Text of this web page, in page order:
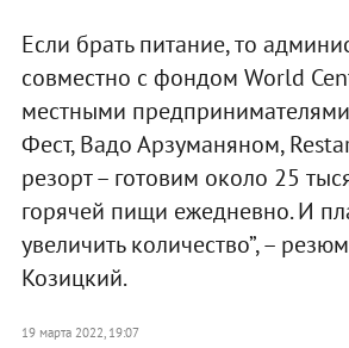
Если брать питание, то
совместно с фондом World
местными
Фест, Вадо Арзуманяном,
резорт – готовим около 25
горячей пищи ежедневно. И
увеличить количество”, –
Козицкий.
19 марта 2022, 19:07